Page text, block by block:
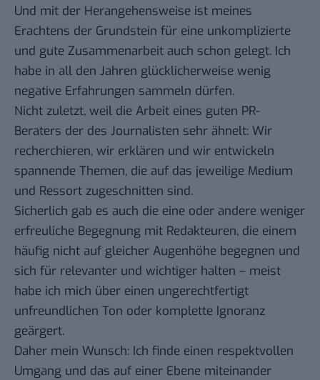
Und mit der Herangehensweise ist meines
Erachtens der Grundstein für eine unkomplizierte
und gute Zusammenarbeit auch schon gelegt. Ich
habe in all den Jahren glücklicherweise wenig
negative Erfahrungen sammeln dürfen.
Nicht zuletzt, weil die Arbeit eines guten PR-
Beraters der des Journalisten sehr ähnelt: Wir
recherchieren, wir erklären und wir entwickeln
spannende Themen, die auf das jeweilige Medium
und Ressort zugeschnitten sind.
Sicherlich gab es auch die eine oder andere weniger
erfreuliche Begegnung mit Redakteuren, die einem
häufig nicht auf gleicher Augenhöhe begegnen und
sich für relevanter und wichtiger halten – meist
habe ich mich über einen ungerechtfertigt
unfreundlichen Ton oder komplette Ignoranz
geärgert.
Daher mein Wunsch: Ich finde einen respektvollen
Umgang und das auf einer Ebene miteinander